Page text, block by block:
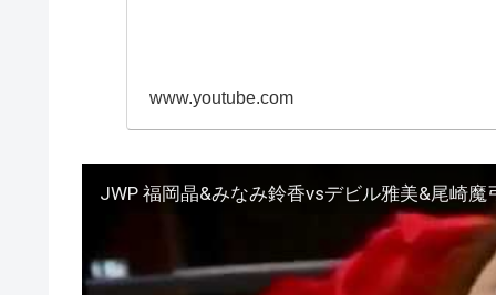
www.youtube.com
JWP 福岡晶&みなみ鈴香vsデビル雅美&尾崎魔